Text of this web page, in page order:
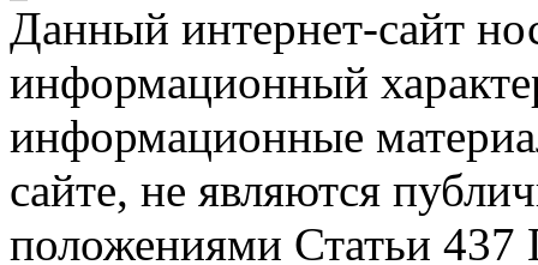
Данный интернет-сайт
информационный
информационные
сайте, не являются
положениями Статьи 437